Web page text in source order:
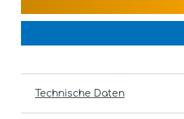
Technische Daten